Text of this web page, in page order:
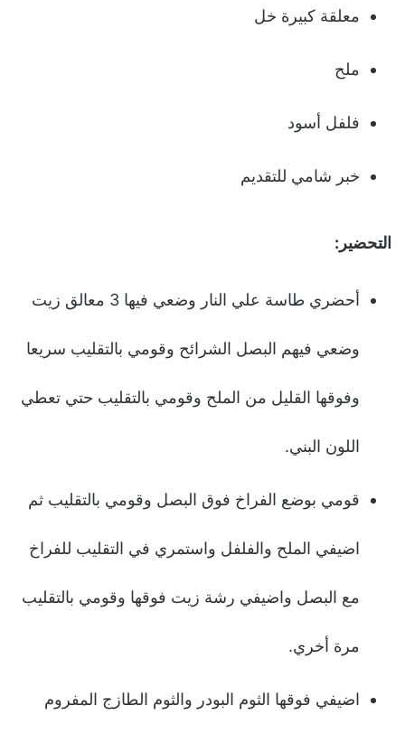
معلقة كبيرة خل
ملح
فلفل أسود
خبر شامي للتقديم
التحضير:
أحضري طاسة علي النار وضعي فيها 3 معالق زيت
وضعي فيهم البصل الشرائح وقومي بالتقليب سريعا
وفوقها القليل من الملح وقومي بالتقليب حتي تعطي
اللون البني.
قومي بوضع الفراخ فوق البصل وقومي بالتقليب ثم
اضيفي الملح والفلفل واستمري في التقليب للفراخ
مع البصل واضيفي رشة زيت فوقها وقومي بالتقليب
مرة أخري.
اضيفي فوقها الثوم البودر والثوم الطازج المفروم